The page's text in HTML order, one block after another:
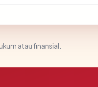
atau finansial.